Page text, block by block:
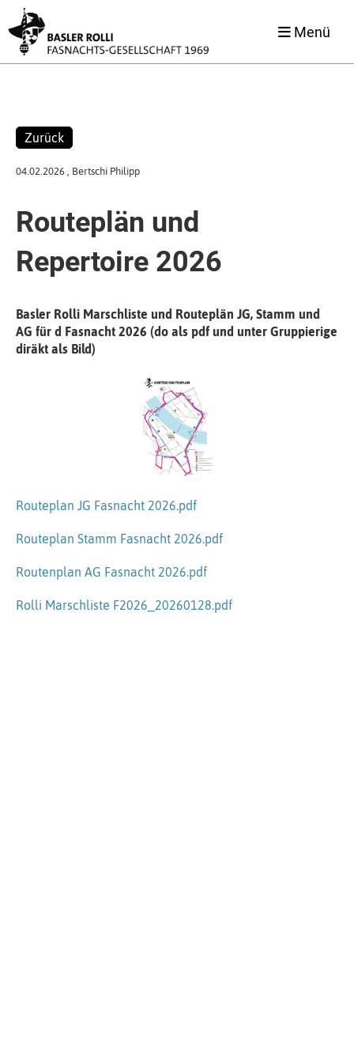
Menü
Zurück
04.02.2026 , Bertschi Philipp
Routeplän und
Repertoire 2026
Basler Rolli Marschliste und Routeplän JG, Stamm und
AG für d Fasnacht 2026 (do als pdf und unter Gruppierige
diräkt als Bild)
Routeplan JG Fasnacht 2026.pdf
Routeplan Stamm Fasnacht 2026.pdf
Routenplan AG Fasnacht 2026.pdf
Rolli Marschliste F2026_20260128.pdf